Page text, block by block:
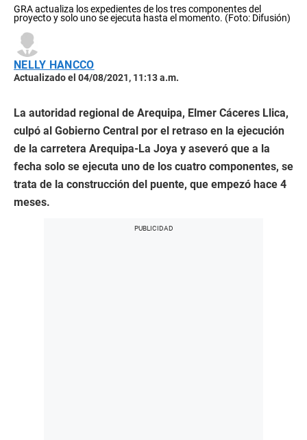
GRA actualiza los expedientes de los tres componentes del
proyecto y solo uno se ejecuta hasta el momento. (Foto: Difusión)
NELLY HANCCO
Actualizado el 04/08/2021, 11:13 a.m.
La autoridad regional de Arequipa, Elmer Cáceres Llica,
culpó al Gobierno Central por el retraso en la ejecución
de la carretera Arequipa-La Joya y aseveró que a la
fecha solo se ejecuta uno de los cuatro componentes, se
trata de la construcción del puente, que empezó hace 4
meses.